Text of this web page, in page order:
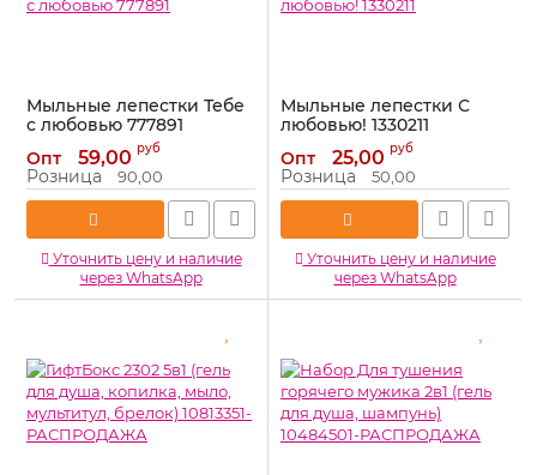
Мыльные лепестки Тебе
с любовью 777891
Артикул: 777891
Опт 59,00 руб
Розница 90,00
Уточнить цену и наличие
через WhatsApp
Мыльные лепестки С
любовью! 1330211
Артикул: 1330211
Опт 25,00 руб
Розница 50,00
Уточнить цену и наличие
через WhatsApp